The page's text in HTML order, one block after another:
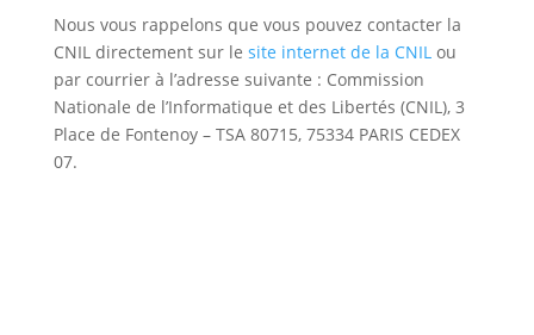
Nous vous rappelons que vous pouvez contacter la
CNIL directement sur le site internet de la CNILou
par courrier à l’adresse suivante : Commission
Nationale de l’Informatique et des Libertés (CNIL), 3
Place de Fontenoy – TSA 80715, 75334 PARIS CEDEX
07.